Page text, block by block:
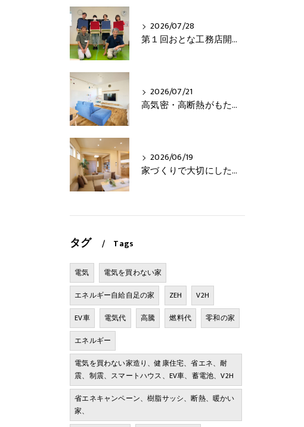
2026/07/28
第１回おとな工務店開催！
2026/07/21
高気密・高断熱がもたらす3つの快適さとは？
2026/06/19
家づくりで大切にしたいこと
タグ Tags
電気
電気を買わない家
エネルギー自給自足の家
ZEH
V2H
EV車
電気代 高騰 燃料代
零和の家
エネルギー
電気を買わない家造り、健康住宅、省エネ、耐
震、制震、スマートハウス、EV車、蓄電池、V2H
省エネキャンペーン、樹脂サッシ、断熱、暖かい
家、